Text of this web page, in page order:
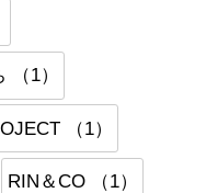
（1）
（1）
RIN＆CO （1）